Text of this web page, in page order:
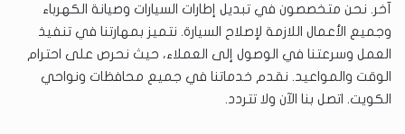
آخر. نحن متخصصون في تبديل إطارات السيارات وصيانة الكهرباء
وجميع الأعمال اللازمة لإصلاح السيارة. نتميز بمهارتنا في تنفيذ
العمل وسرعتنا في الوصول إلى العملاء، حيث نحرص على احترام
الوقت والمواعيد. نقدم خدماتنا في جميع محافظات ونواحي
الكويت. اتصل بنا الآن ولا تتردد.